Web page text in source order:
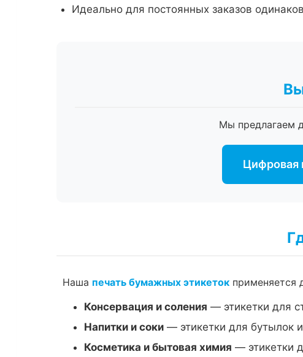
Идеально для постоянных заказов
Мы предлагаем
Цифровая
Наша печать бумажных этикеток применяется
Консервация и соления — этикетки для
Напитки и соки — этикетки для бутылок
Косметика и бытовая химия — этикетки